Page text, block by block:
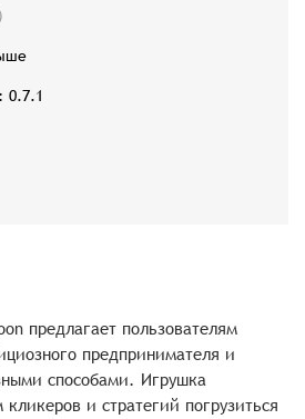
0.7.1
предлагает пользователям
предпринимателя и
способами. Игрушка
и стратегий погрузиться